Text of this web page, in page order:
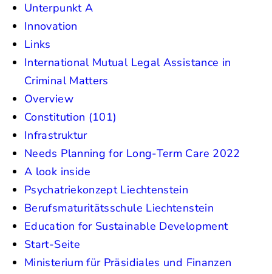
Unterpunkt A
Innovation
Links
International Mutual Legal Assistance in
Criminal Matters
Overview
Constitution (101)
Infrastruktur
Needs Planning for Long-Term Care 2022
A look inside
Psychatriekonzept Liechtenstein
Berufsmaturitätsschule Liechtenstein
Education for Sustainable Development
Start-Seite
Ministerium für Präsidiales und Finanzen